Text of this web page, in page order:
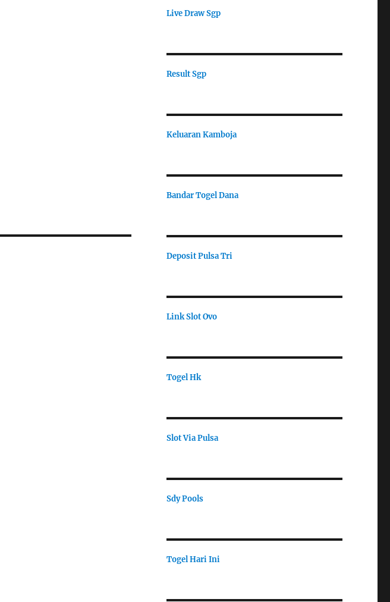
Live Draw Sgp
Result Sgp
Keluaran Kamboja
Bandar Togel Dana
Deposit Pulsa Tri
Link Slot Ovo
Togel Hk
Slot Via Pulsa
Sdy Pools
Togel Hari Ini